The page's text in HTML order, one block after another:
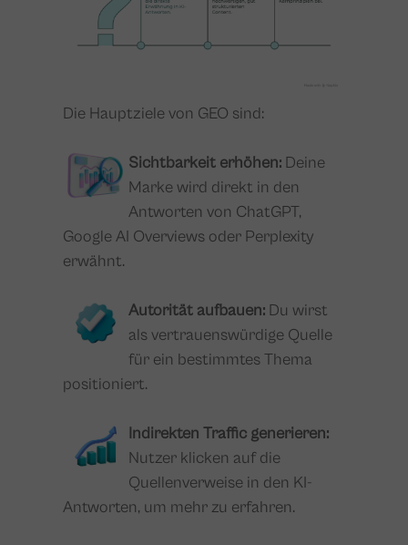
Die Hauptziele von GEO sind:
Sichtbarkeit erhöhen: Deine
Marke wird direkt in den
Antworten von ChatGPT,
Google AI Overviews oder Perplexity
erwähnt.
Autorität aufbauen: Du wirst
als vertrauenswürdige Quelle
für ein bestimmtes Thema
positioniert.
Indirekten Traffic generieren:
Nutzer klicken auf die
Quellenverweise in den KI-
Antworten, um mehr zu erfahren.